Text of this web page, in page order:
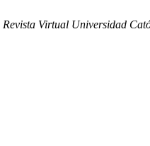
Revista Virtual Universidad